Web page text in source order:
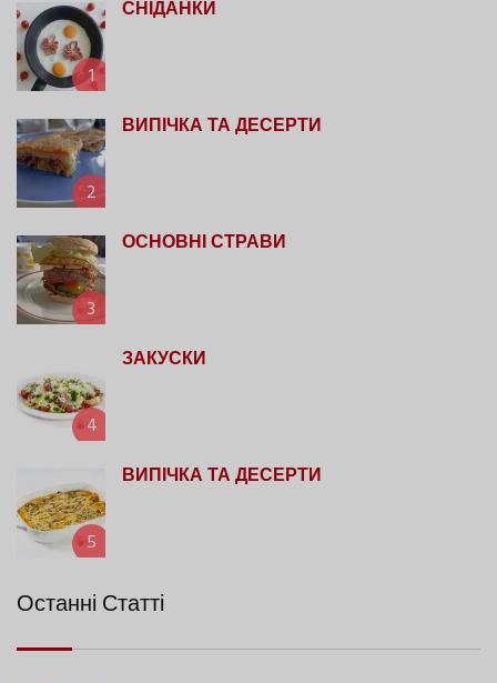
1
СНІДАНКИ
2
ВИПІЧКА ТА ДЕСЕРТИ
3
ОСНОВНІ СТРАВИ
4
ЗАКУСКИ
5
ВИПІЧКА ТА ДЕСЕРТИ
Останні Статті